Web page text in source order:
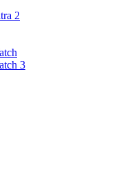
2
3